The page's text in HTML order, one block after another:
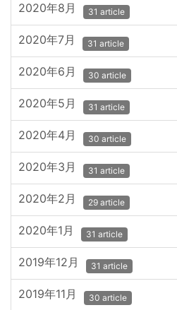
2020年8月 31 article
2020年7月 31 article
2020年6月 30 article
2020年5月 31 article
2020年4月 30 article
2020年3月 31 article
2020年2月 29 article
2020年1月 31 article
2019年12月 31 article
2019年11月 30 article